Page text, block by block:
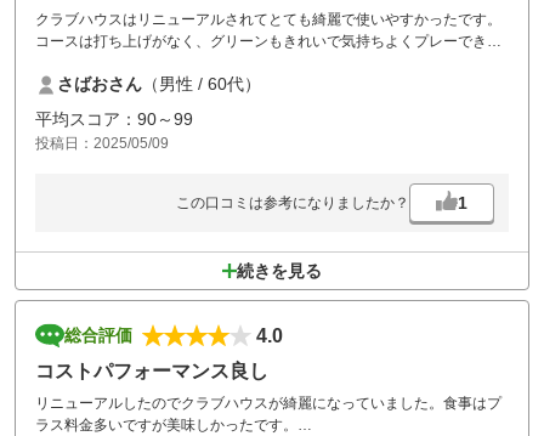
クラブハウスはリニューアルされてとても綺麗で使いやすかったです。
コースは打ち上げがなく、グリーンもきれいで気持ちよくプレーできま
感じでいまいちでした。
さばおさん （男性 / 60代）
平均スコア：90～99
投稿日：2025/05/09
この口コミは参考になりましたか？ 1
続きを見る
総合評価
4.0
コストパフォーマンス良し
リニューアルしたのでクラブハウスが綺麗になっていました。食事はプ
ラス料金多いですが美味しかったです。